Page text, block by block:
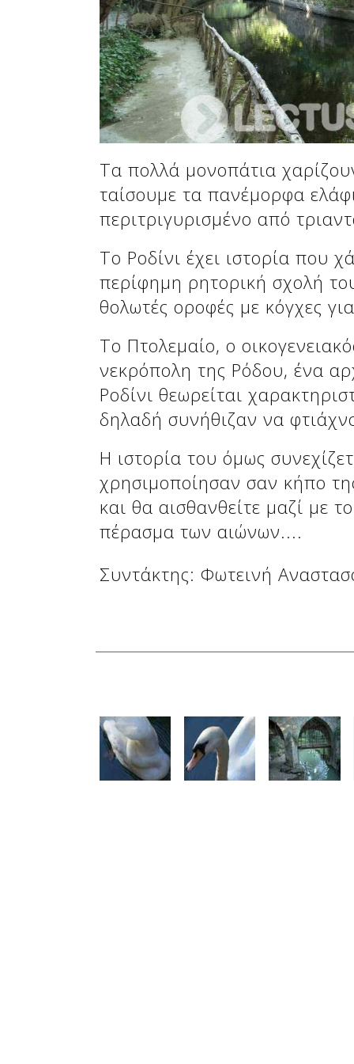
Δείτε μας:
Δείτε μας:
Δείτε μας:
Δείτε μας:
Δείτε μας:
Τα πολλά μονοπάτια
ταίσουμε τα πανέμορφα
περιτριγυρισμένο από
Το Ροδίνι έχει ιστορία που
περίφημη ρητορική σχολή
θολωτές οροφές με κόγχες
Το Πτολεμαίο, ο
νεκρόπολη της Ρόδου, ένα
Ροδίνι θεωρείται
δηλαδή συνήθιζαν να
Η ιστορία του όμως
χρησιμοποίησαν σαν κήπο
και θα αισθανθείτε μαζί με
πέρασμα των αιώνων....
Συντάκτης: Φωτεινή